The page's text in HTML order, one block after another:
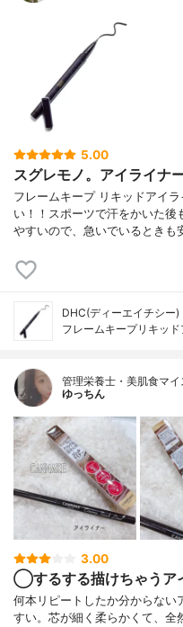
5.00
スグレモノ。アイライナ
フレームキープ リキッドアイ
い！！スポーツで汗をかいた後
やすいので、急いでいるときも
DHC(ディーエイチシー)
フレームキープリキッ
管理栄養士・美肌食マ
ゆっちん
3.00
◯するする描けちゃう
何本リピートしたか分からない
すい。芯が細く柔らかくて、全